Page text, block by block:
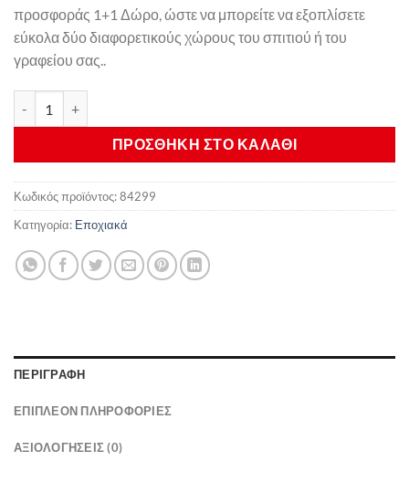
προσφοράς 1+1 Δώρο, ώστε να μπορείτε να εξοπλίσετε
εύκολα δύο διαφορετικούς χώρους του σπιτιού ή του
γραφείου σας..
ΠΡΟΣΘΉΚΗ ΣΤΟ ΚΑΛΆΘΙ
Κωδικός προϊόντος:84299
Κατηγορία: Εποχιακά
ΠΕΡΙΓΡΑΦΉ
ΕΠΙΠΛΈΟΝ ΠΛΗΡΟΦΟΡΊΕΣ
ΑΞΙΟΛΟΓΉΣΕΙΣ (0)